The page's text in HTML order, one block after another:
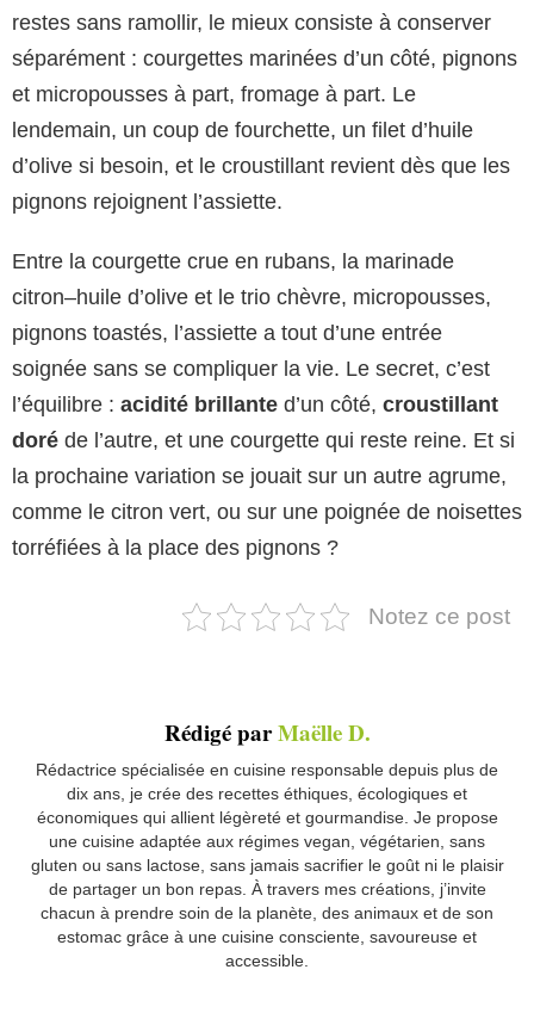
restes sans ramollir, le mieux consiste à conserver
séparément : courgettes marinées d’un côté, pignons
et micropousses à part, fromage à part. Le
lendemain, un coup de fourchette, un filet d’huile
d’olive si besoin, et le croustillant revient dès que les
pignons rejoignent l’assiette.
Entre la courgette crue en rubans, la marinade
citron–huile d’olive et le trio chèvre, micropousses,
pignons toastés, l’assiette a tout d’une entrée
soignée sans se compliquer la vie. Le secret, c’est
l’équilibre : acidité brillante d’un côté, croustillant
doré de l’autre, et une courgette qui reste reine. Et si
la prochaine variation se jouait sur un autre agrume,
comme le citron vert, ou sur une poignée de noisettes
torréfiées à la place des pignons ?
Notez ce post
Rédigé parMaëlle D.
Rédactrice spécialisée en cuisine responsable depuis plus de
dix ans, je crée des recettes éthiques, écologiques et
économiques qui allient légèreté et gourmandise. Je propose
une cuisine adaptée aux régimes vegan, végétarien, sans
gluten ou sans lactose, sans jamais sacrifier le goût ni le plaisir
de partager un bon repas. À travers mes créations, j’invite
chacun à prendre soin de la planète, des animaux et de son
estomac grâce à une cuisine consciente, savoureuse et
accessible.